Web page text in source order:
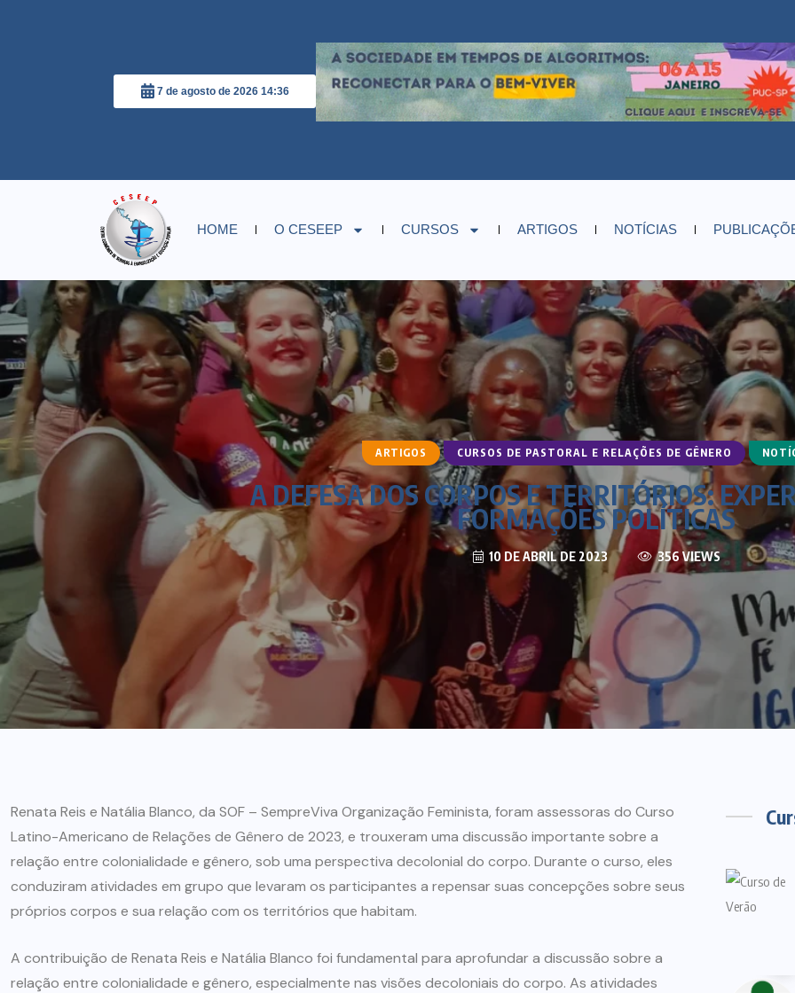
7 de agosto de 2026 14:36
HOME O CESEEP CURSOS ARTIGOS NOTÍCIAS
ARTIGOS CURSOS DE PASTORAL E RELAÇÕES DE GÊNERO
A DEFESA DOS CORPOS E TERRITÓRIOS:
FORMAÇÕES POLÍTICAS
10 DE ABRIL DE 2023 356 VIEWS
Renata Reis e Natália Blanco, da SOF – SempreViva Organização Feminista, foram assessoras do Curso
Latino-Americano de Relações de Gênero de 2023, e trouxeram uma discussão importante sobre a
relação entre colonialidade e gênero, sob uma perspectiva decolonial do corpo. Durante o curso, eles
conduziram atividades em grupo que levaram os participantes a repensar suas concepções sobre seus
próprios corpos e sua relação com os territórios que habitam.
A contribuição de Renata Reis e Natália Blanco foi fundamental para aprofundar a discussão sobre a
relação entre colonialidade e gênero, especialmente nas visões decoloniais do corpo. As atividades